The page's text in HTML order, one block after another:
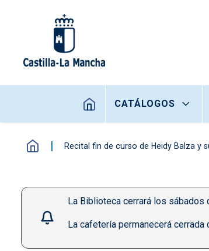
Navegación
CATÁLOGOS
Recital fin de curso de Heidy Balza y
La Biblioteca cerrará los
La cafetería permanecerá